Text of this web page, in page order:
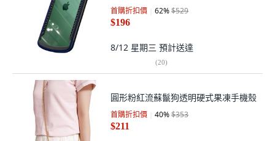
首購折扣價 62%$529
$196
8/12 星期三 預計送達
(20)
圓形粉紅流蘇鬣狗透明硬式果凍手機殼
首購折扣價 40%$353
$211